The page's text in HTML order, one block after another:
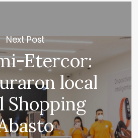
Next Post
Etercor:
local
Shopping